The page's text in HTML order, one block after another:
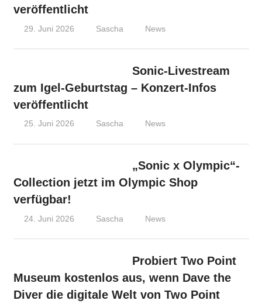
veröffentlicht
29. Juni 2026 Sascha News
Sonic-Livestream
zum Igel-Geburtstag – Konzert-Infos
veröffentlicht
25. Juni 2026 Sascha News
„Sonic x Olympic“-
Collection jetzt im Olympic Shop
verfügbar!
24. Juni 2026 Sascha News
Probiert Two Point
Museum kostenlos aus, wenn Dave the
Diver die digitale Welt von Two Point